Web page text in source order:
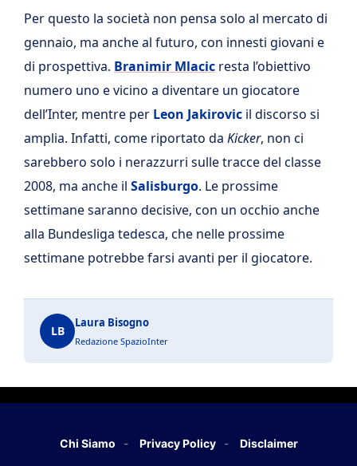
Per questo la società non pensa solo al mercato di
gennaio, ma anche al futuro, con innesti giovani e
di prospettiva. Branimir Mlacic resta l’obiettivo
numero uno e vicino a diventare un giocatore
dell’Inter, mentre per Leon Jakirovic il discorso si
amplia. Infatti, come riportato da Kicker, non ci
sarebbero solo i nerazzurri sulle tracce del classe
2008, ma anche il Salisburgo. Le prossime
settimane saranno decisive, con un occhio anche
alla Bundesliga tedesca, che nelle prossime
settimane potrebbe farsi avanti per il giocatore.
LB
Laura Bisogno
Redazione SpazioInter
Chi Siamo Privacy Policy Disclaimer